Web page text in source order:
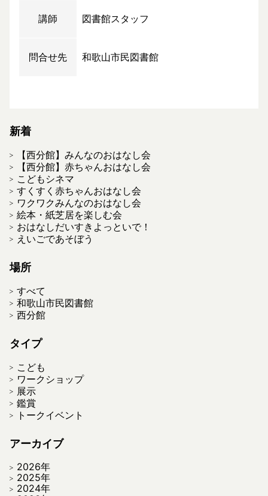
講師 図書館スタッフ
問合せ先 和歌山市民図書館
新着
【西分館】みんなのおはなし会
【西分館】赤ちゃんおはなし会
こどもシネマ
すくすく赤ちゃんおはなし会
ワクワクみんなのおはなし会
絵本・紙芝居を楽しむ会
おはなしだいすきよっといで！
えいごであそぼう
場所
すべて
和歌山市民図書館
西分館
タイプ
こども
ワークショップ
展示
鑑賞
トークイベント
アーカイブ
2026年
2025年
2024年